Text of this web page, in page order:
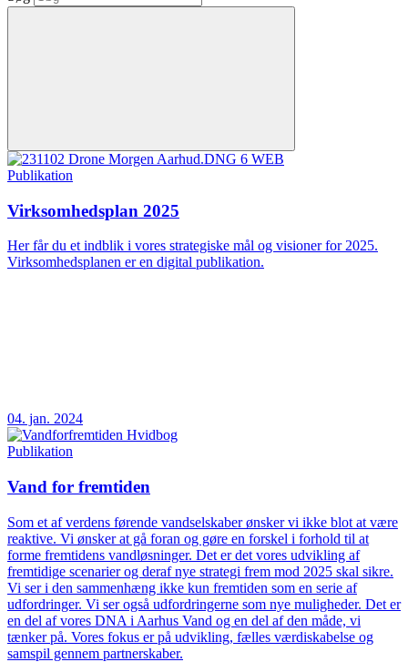
Publikation
Virksomhedsplan 2025
Her får du et indblik i vores strategiske mål og visioner for 2025.
Virksomhedsplanen er en digital publikation.
04. jan. 2024
Publikation
Vand for fremtiden
Som et af verdens førende vandselskaber ønsker vi ikke blot at være
reaktive. Vi ønsker at gå foran og gøre en forskel i forhold til at
forme fremtidens vandløsninger. Det er det vores udvikling af
fremtidige scenarier og deraf nye strategi frem mod 2025 skal sikre.
Vi ser i den sammenhæng ikke kun fremtiden som en serie af
udfordringer. Vi ser også udfordringerne som nye muligheder. Det er
en del af vores DNA i Aarhus Vand og en del af den måde, vi
tænker på. Vores fokus er på udvikling, fælles værdiskabelse og
samspil gennem partnerskaber.